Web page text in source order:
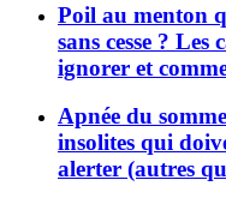
Poil au menton
sans cesse ? Les
ignorer et
Apnée du
insolites qui
alerter (autres